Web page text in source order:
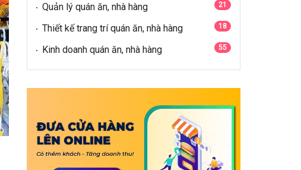
Quản lý quán ăn, nhà hàng 21
Thiết kế trang trí quán ăn, nhà hàng 18
Kinh doanh quán ăn, nhà hàng 55